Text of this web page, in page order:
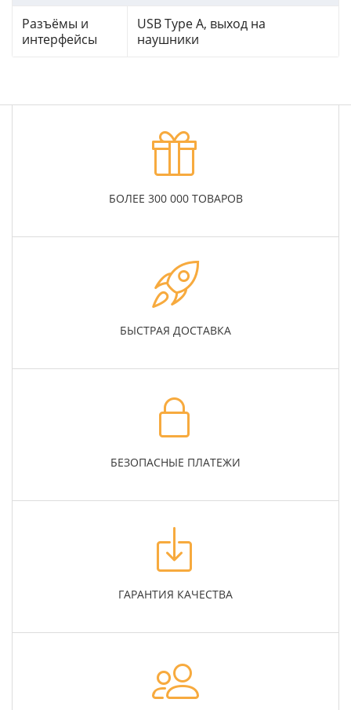
Разъёмы и
интерфейсы
USB Type A, выход на
наушники
БОЛЕЕ 300 000 ТОВАРОВ
БЫСТРАЯ ДОСТАВКА
БЕЗОПАСНЫЕ ПЛАТЕЖИ
ГАРАНТИЯ КАЧЕСТВА